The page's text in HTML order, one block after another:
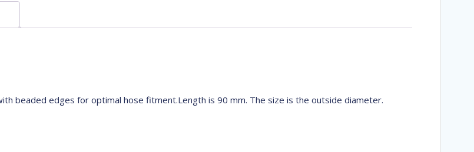
beaded edges for optimal hose fitment.Length is 90 mm. The size is the outside diameter.